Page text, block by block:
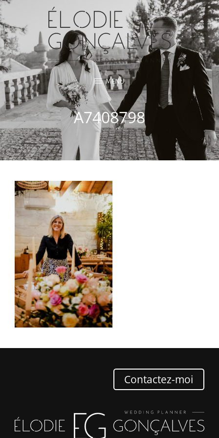
MENU
A7408798
Contactez-moi